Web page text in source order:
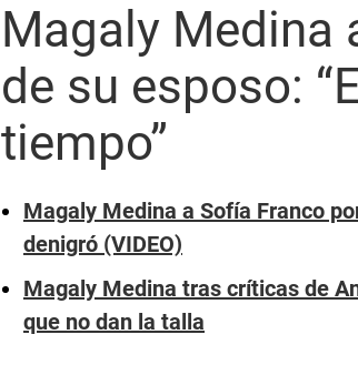
Magaly Medina
de su esposo:
tiempo”
Magaly Medina a Sofía Franco
denigró (VIDEO)
Magaly Medina tras críticas de
que no dan la talla